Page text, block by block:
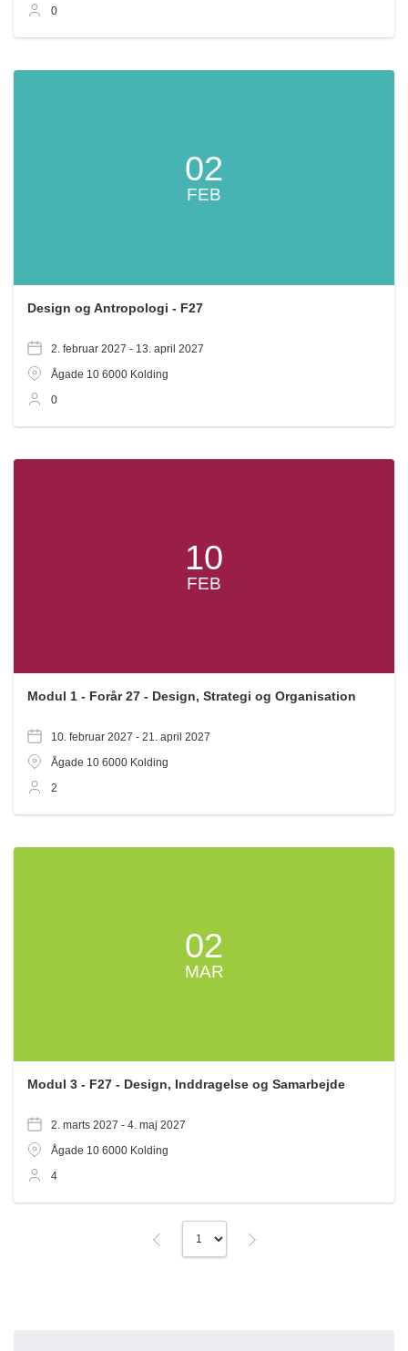
0
02
FEB
Design og Antropologi - F27
2. februar 2027 - 13. april 2027
Ågade 10 6000 Kolding
0
10
FEB
Modul 1 - Forår 27 - Design, Strategi og Organisation
10. februar 2027 - 21. april 2027
Ågade 10 6000 Kolding
2
02
MAR
Modul 3 - F27 - Design, Inddragelse og Samarbejde
2. marts 2027 - 4. maj 2027
Ågade 10 6000 Kolding
4